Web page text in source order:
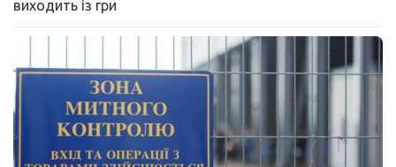
виходить із гри